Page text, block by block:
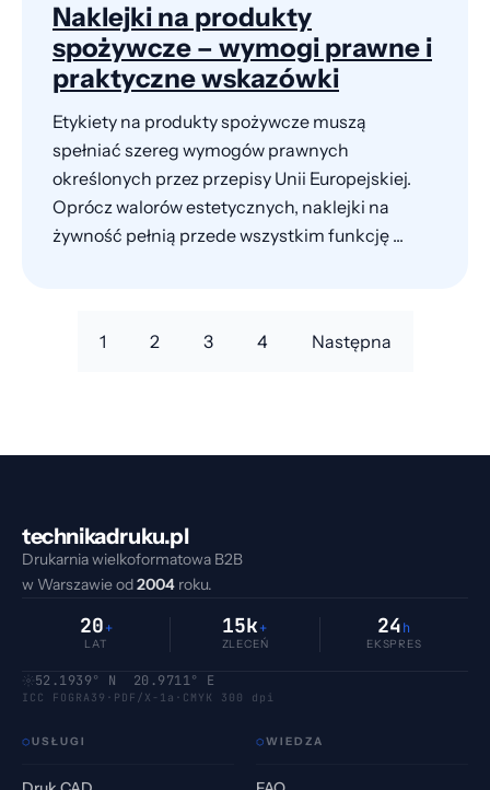
Naklejki na produkty
spożywcze – wymogi prawne i
praktyczne wskazówki
Etykiety na produkty spożywcze muszą
spełniać szereg wymogów prawnych
określonych przez przepisy Unii Europejskiej.
Oprócz walorów estetycznych, naklejki na
żywność pełnią przede wszystkim funkcję ...
1 2 3 4 Następna
technikadruku.pl
Drukarnia wielkoformatowa B2B
w Warszawie od2004 roku.
20+
LAT
15k+
ZLECEŃ
24h
EKSPRES
52.1939° N 20.9711° E
ICC FOGRA39 · PDF/X-1a · CMYK 300 dpi
⬡ USŁUGI ⬡ WIEDZA